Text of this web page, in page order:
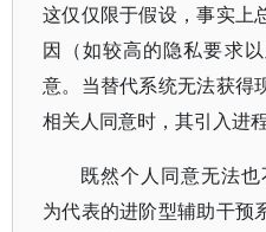
这仅仅限于假设，事实上
因（如较高的隐私要求
意。当替代系统无法获得
相关人同意时，其引入进
既然个人同意无法也
为代表的进阶型辅助干预